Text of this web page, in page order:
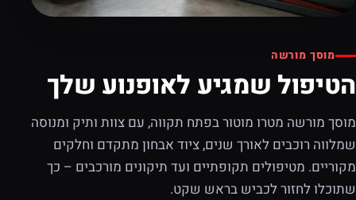
מוסך מורשה
הטיפול שמגיע לאופנוע שלך
מוסך מורשה מטרו מוטור בפתח תקווה, עם צוות ותיק ומנוסה
שמלווה רוכבים לאורך שנים, ציוד אבחון מתקדם וחלקים
מקוריים. מטיפולים תקופתיים ועד תיקונים מורכבים – כך
שתוכלו לחזור לכביש בראש שקט.